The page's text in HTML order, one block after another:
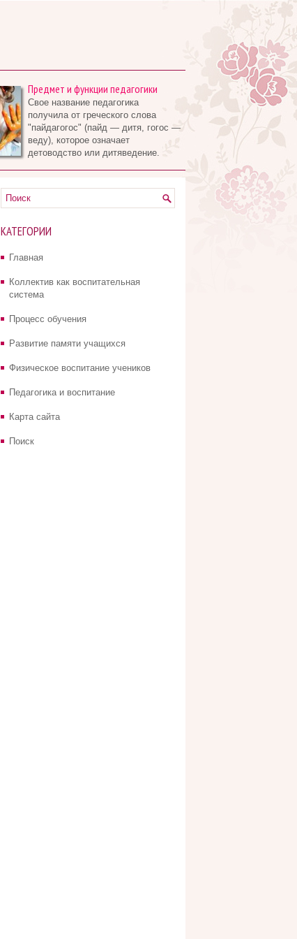
Предмет и функции педагогики
Свое название педагогика
получила от греческого слова
"пайдагогос" (пайд — дитя, гогос —
веду), которое означает
детоводство или дитяведение.
КАТЕГОРИИ
Главная
Коллектив как воспитательная
система
Процесс обучения
Развитие памяти учащихся
Физическое воспитание учеников
Педагогика и воспитание
Карта сайта
Поиск